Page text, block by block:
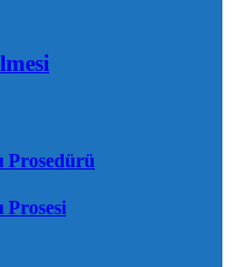
Prosedürü
Prosesi